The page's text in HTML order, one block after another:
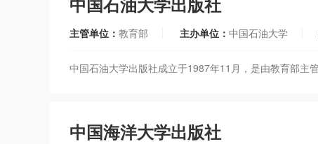
主管单位： 教育部 主办单位： 中国石油大学
中国石油大学出版社成立于1987年11月，是由教育部主
中国海洋大学出版社